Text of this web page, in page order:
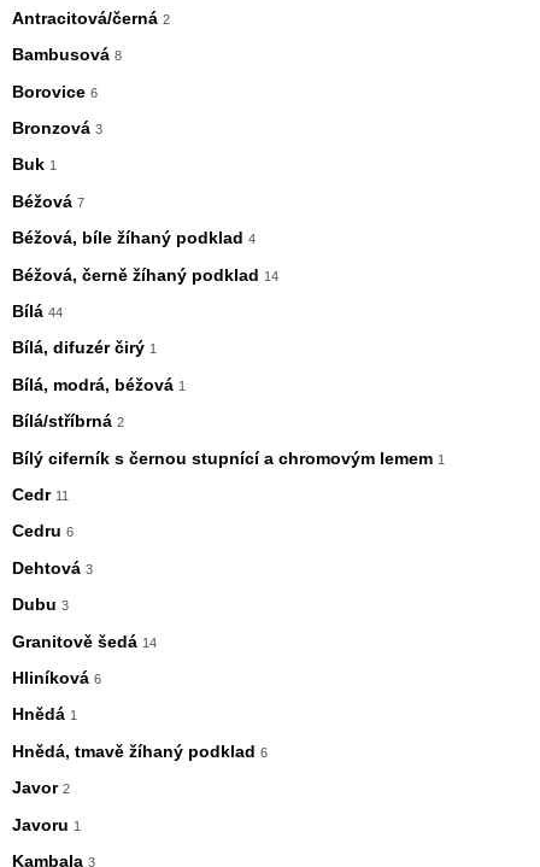
Antracitová/černá 2
Bambusová 8
Borovice 6
Bronzová 3
Buk 1
Béžová 7
Béžová, bíle žíhaný podklad 4
Béžová, černě žíhaný podklad 14
Bílá 44
Bílá, difuzér čirý 1
Bílá, modrá, béžová 1
Bílá/stříbrná 2
Bílý ciferník s černou stupnící a chromovým lemem 1
Cedr 11
Cedru 6
Dehtová 3
Dubu 3
Granitově šedá 14
Hliníková 6
Hnědá 1
Hnědá, tmavě žíhaný podklad 6
Javor 2
Javoru 1
Kambala 3